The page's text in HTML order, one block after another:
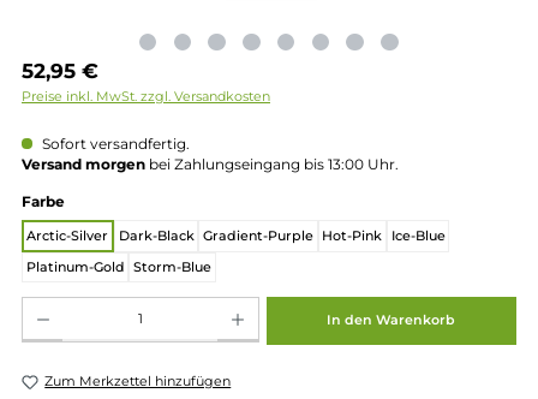
52,95 €
Preise inkl. MwSt. zzgl. Versandkosten
Sofort versandfertig.
Versand morgenbei Zahlungseingang bis 13:00 Uhr.
Arctic-Silver Dark-Black Gradient-Purple Hot-Pink Ice-Blue